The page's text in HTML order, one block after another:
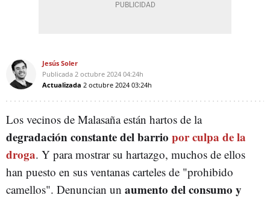
Jesús Soler
Publicada 2 octubre 2024 04:24h
Actualizada 2 octubre 2024 03:24h
Los vecinos de Malasaña están hartos de la
degradación constante del barrio por culpa de la
droga. Y para mostrar su hartazgo, muchos de ellos
han puesto en sus ventanas carteles de "prohibido
camellos". Denuncian un aumento del consumo y